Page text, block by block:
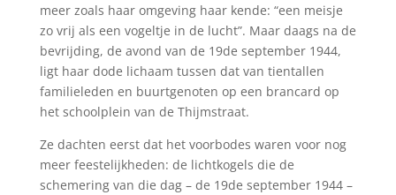
meer zoals haar omgeving haar kende: “een meisje
zo vrij als een vogeltje in de lucht”. Maar daags na de
bevrijding, de avond van de 19de september 1944,
ligt haar dode lichaam tussen dat van tientallen
familieleden en buurtgenoten op een brancard op
het schoolplein van de Thijmstraat.
Ze dachten eerst dat het voorbodes waren voor nog
meer feestelijkheden: de lichtkogels die de
schemering van die dag – de 19de september 1944 –